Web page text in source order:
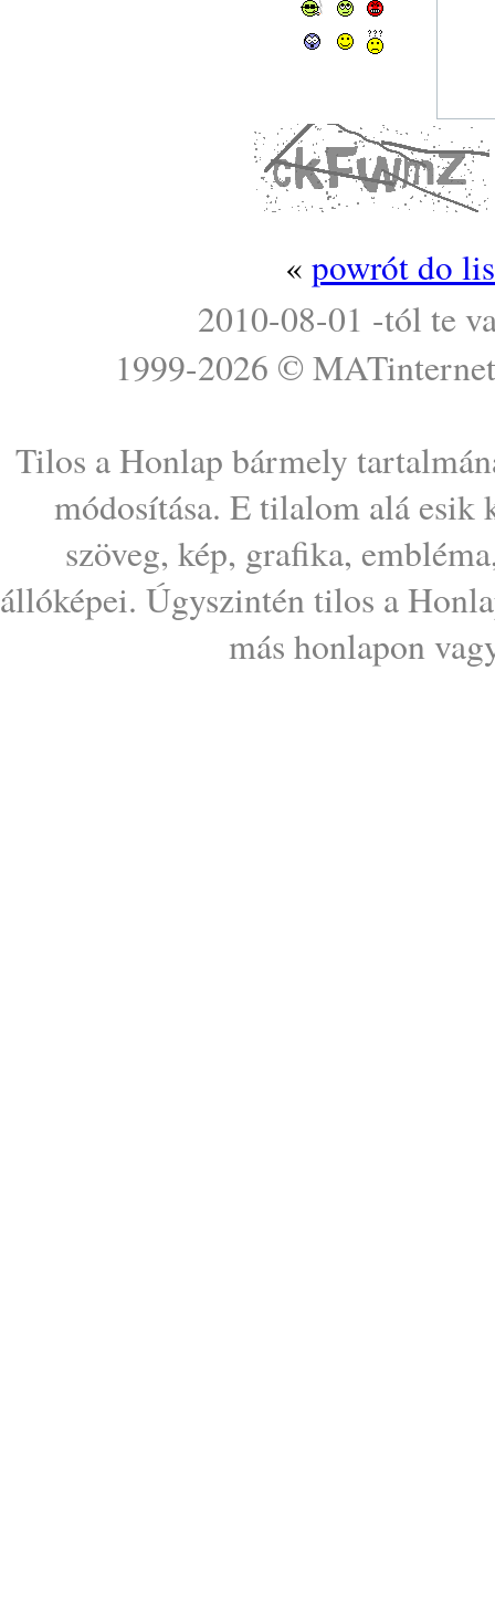
« powrót do
2010-08-01 -tól te
1999-2026 © MATinternet
Tilos a Honlap bármely
módosítása. E tilalom alá esik
szöveg, kép, grafika,
állóképei. Úgyszintén tilos a
más honlapon